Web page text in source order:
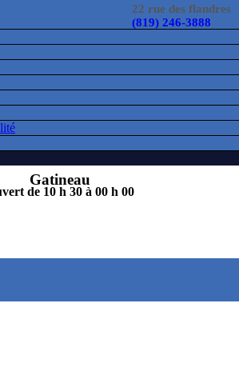
22 rue des flandres
(819) 246-3888
Gatineau
de 10 h 30 à 00 h 00